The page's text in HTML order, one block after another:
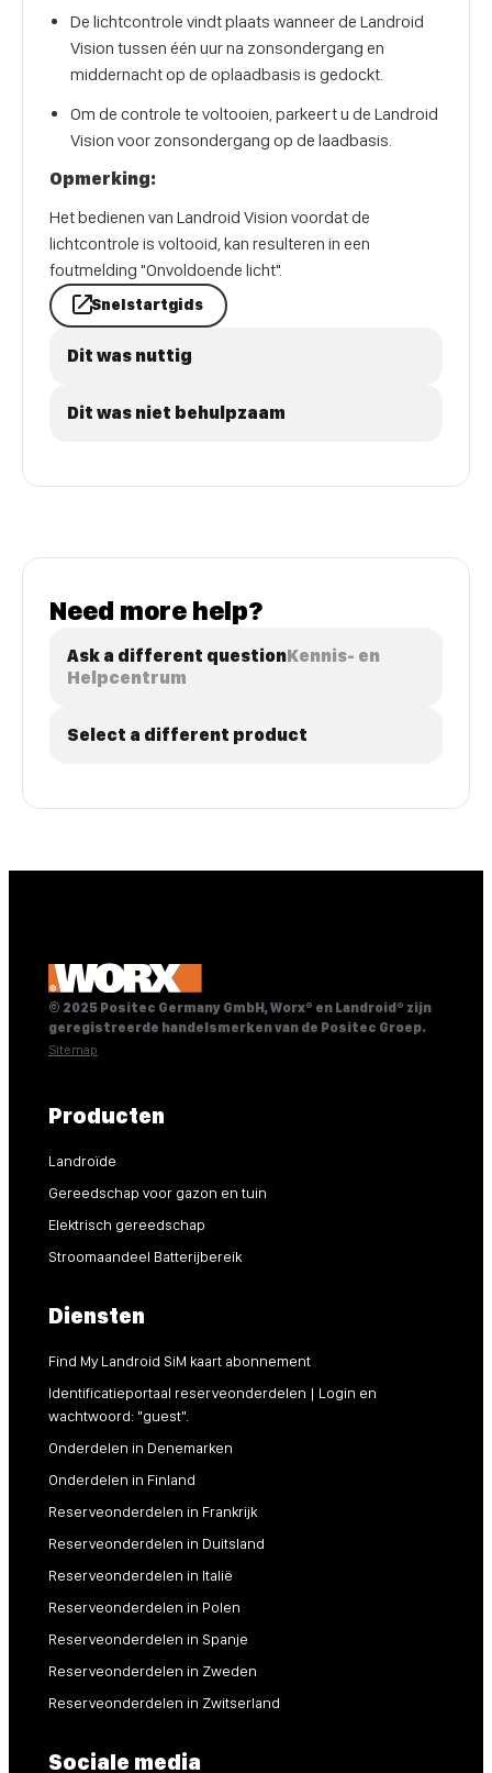
De lichtcontrole vindt plaats wanneer de Landroid
Vision tussen één uur na zonsondergang en
middernacht op de oplaadbasis is gedockt.
Om de controle te voltooien, parkeert u de Landroid
Vision voor zonsondergang op de laadbasis.
Opmerking:
Het bedienen van Landroid Vision voordat de
lichtcontrole is voltooid, kan resulteren in een
foutmelding "Onvoldoende licht".
Snelstartgids
Dit was nuttig
Dit was niet behulpzaam
Need more help?
Ask a different questionKennis- en
Helpcentrum
Select a different product
© 2025 Positec Germany GmbH, Worx® en Landroid® zijn
geregistreerde handelsmerken van de Positec Groep.
Sitemap
Producten
Landroïde
Gereedschap voor gazon en tuin
Elektrisch gereedschap
Stroomaandeel Batterijbereik
Diensten
Find My Landroid SiM kaart abonnement
Identificatieportaal reserveonderdelen | Login en
wachtwoord: "guest".
Onderdelen in Denemarken
Onderdelen in Finland
Reserveonderdelen in Frankrijk
Reserveonderdelen in Duitsland
Reserveonderdelen in Italië
Reserveonderdelen in Polen
Reserveonderdelen in Spanje
Reserveonderdelen in Zweden
Reserveonderdelen in Zwitserland
Sociale media